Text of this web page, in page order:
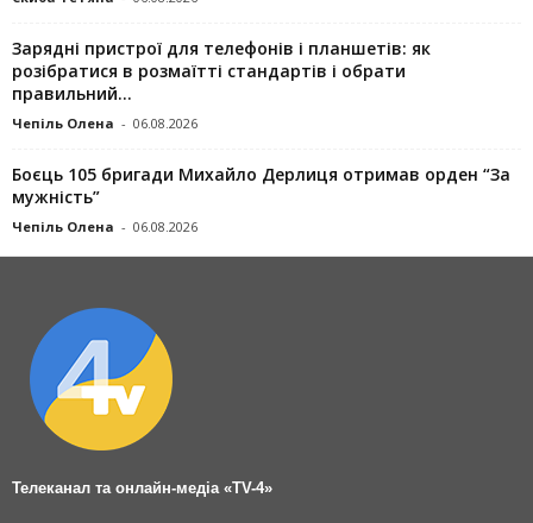
Зарядні пристрої для телефонів і планшетів: як
розібратися в розмаїтті стандартів і обрати
правильний...
Чепіль Олена - 06.08.2026
Боєць 105 бригади Михайло Дерлиця отримав орден “За
мужність”
Чепіль Олена - 06.08.2026
Телеканал та онлайн-медіа «TV-4»